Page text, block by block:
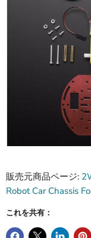
販売元商品ページ:
Robot Car Chassis
これを共有：